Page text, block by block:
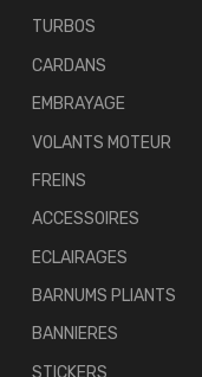
TURBOS
CARDANS
EMBRAYAGE
VOLANTS MOTEUR
FREINS
ACCESSOIRES
ECLAIRAGES
BARNUMS PLIANTS
BANNIERES
STICKERS